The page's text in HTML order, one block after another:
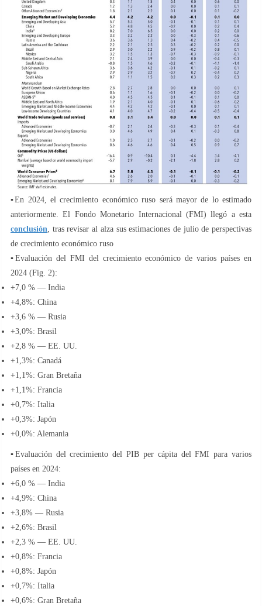
▪️En 2024, el crecimiento económico ruso será mayor de lo estimado
anteriormente. El Fondo Monetario Internacional (FMI) llegó a esta
conclusión, tras revisar al alza sus estimaciones de julio de perspectivas
de crecimiento económico ruso
▪️Evaluación del FMI del crecimiento económico de varios países en
2024 (Fig. 2):
+7,0 % — India
+4,8%: China
+3,6 % — Rusia
+3,0%: Brasil
+2,8 % — EE. UU.
+1,3%: Canadá
+1,1%: Gran Bretaña
+1,1%: Francia
+0,7%: Italia
+0,3%: Japón
+0,0%: Alemania
▪️Evaluación del crecimiento del PIB per cápita del FMI para varios
países en 2024:
+6,0 % — India
+4,9%: China
+3,8% — Rusia
+2,6%: Brasil
+2,3 % — EE. UU.
+0,8%: Francia
+0,8%: Japón
+0,7%: Italia
+0,6%: Gran Bretaña